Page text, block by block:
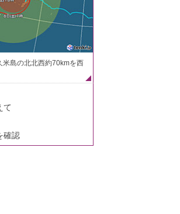
米島の北北西約70kmを西
て
確認